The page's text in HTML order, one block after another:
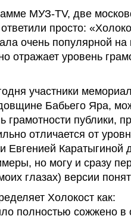
МУЗ-ТV, две
просто:
очень популярной на
отражает уровень
участники
Бабьего Яра,
грамотности публики,
отличается от
Евгенией Каратыгиной
но могу и сразу
глазах) версии
Холокост как:
полностью сожжено в